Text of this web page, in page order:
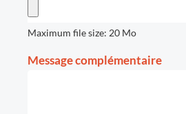
Maximum file size: 20 Mo
Message complémentaire